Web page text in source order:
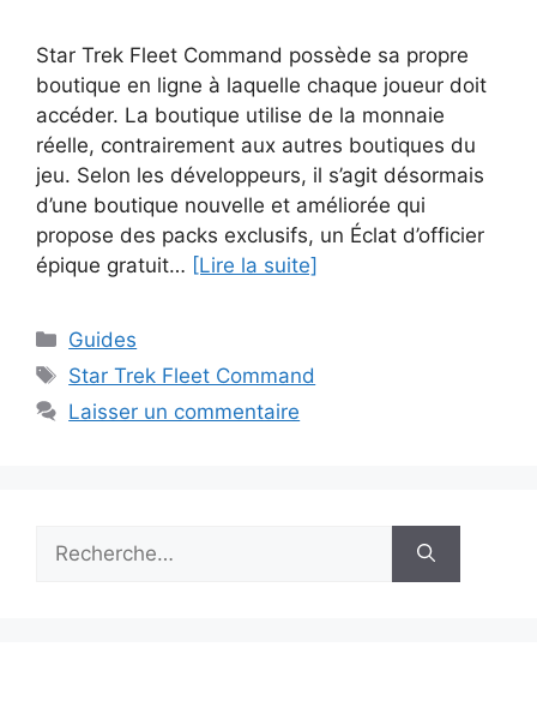
Star Trek Fleet Command possède sa propre
boutique en ligne à laquelle chaque joueur doit
accéder. La boutique utilise de la monnaie
réelle, contrairement aux autres boutiques du
jeu. Selon les développeurs, il s’agit désormais
d’une boutique nouvelle et améliorée qui
propose des packs exclusifs, un Éclat d’officier
épique gratuit… [Lire la suite]
Catégories
Guides
Étiquettes
Star Trek Fleet Command
Laisser un commentaire